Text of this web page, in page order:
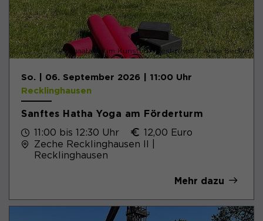
© Yogaatelier im Kunsthof Westerholt / Anke Becker
So. | 06. September 2026 | 11:00 Uhr
Recklinghausen
Sanftes Hatha Yoga am Förderturm
11:00 bis 12:30 Uhr
12,00 Euro
Zeche Recklinghausen II |
Recklinghausen
Mehr dazu